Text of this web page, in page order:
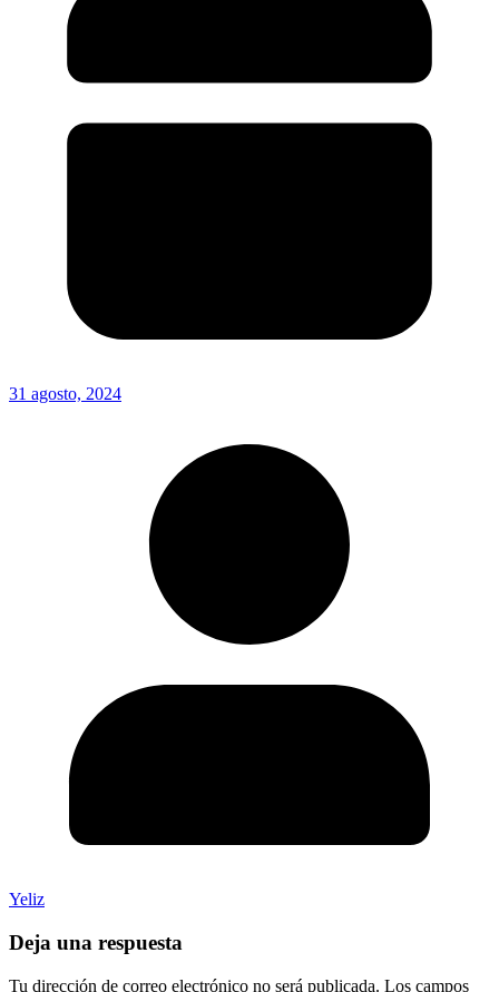
31 agosto, 2024
Yeliz
Deja una respuesta
Tu dirección de correo electrónico no será publicada. Los campos